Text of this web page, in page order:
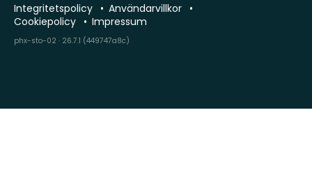
Integritetspolicy
Användarvillkor
Cookiepolicy
Impressum
phx-sto-02 · 26.7.1 (449747a8c)